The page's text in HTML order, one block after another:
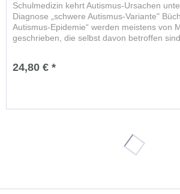
Schulmedizin kehrt Autismus-Ursachen
Diagnose „schwere Autismus-Variante"
Autismus-Epidemie“ werden meistens von
geschrieben, die selbst davon betroffen
24,80 € *